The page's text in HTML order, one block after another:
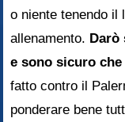
o niente tenendo il
allenamento.
e sono sicuro
fatto contro il
ponderare bene